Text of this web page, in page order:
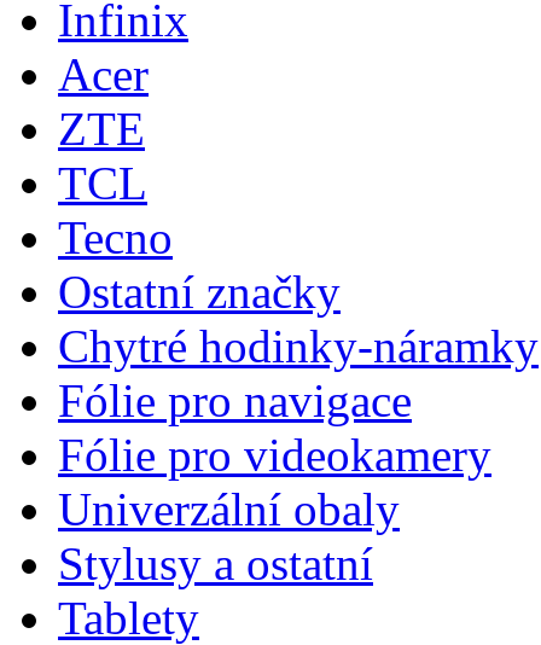
Infinix
Acer
ZTE
TCL
Tecno
Ostatní značky
Chytré hodinky-náramky
Fólie pro navigace
Fólie pro videokamery
Univerzální obaly
Stylusy a ostatní
Tablety